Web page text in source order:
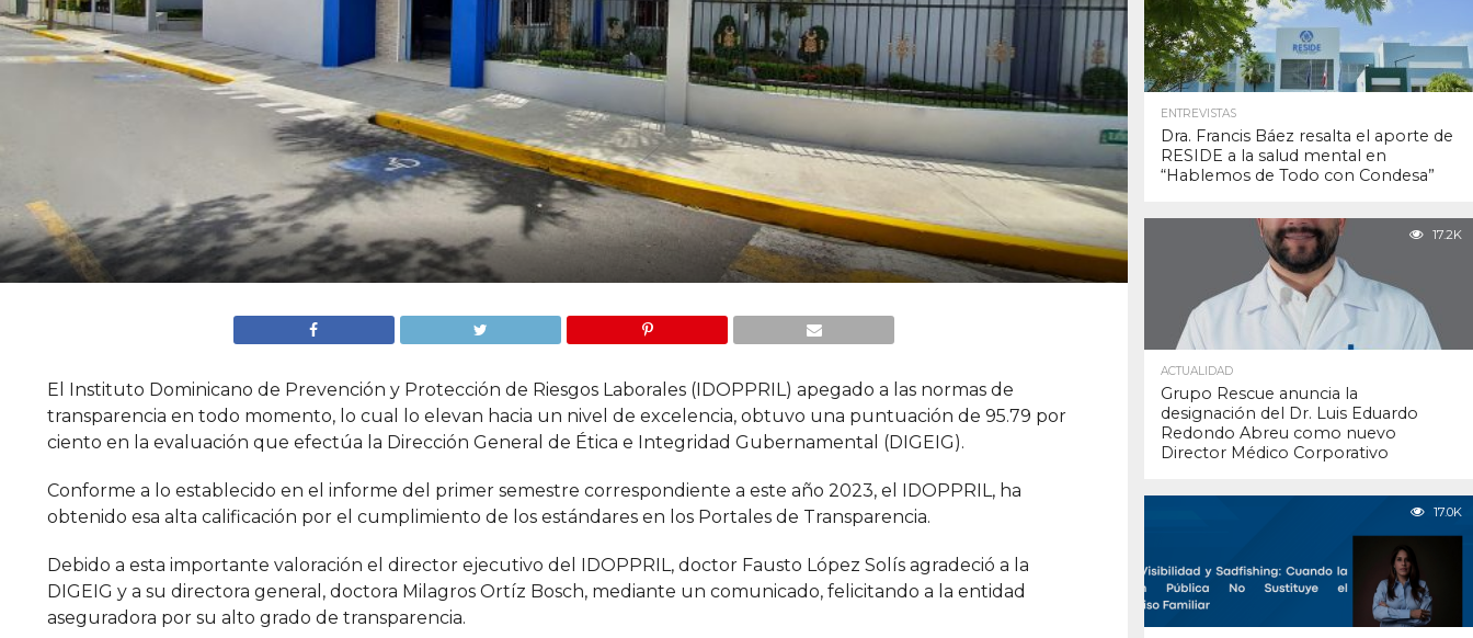
El Instituto Dominicano de Prevención y Protección de Riesgos Laborales (IDOPPRIL) apegado a las normas de
transparencia en todo momento, lo cual lo elevan hacia un nivel de excelencia, obtuvo una puntuación de 95.79 por
ciento en la evaluación que efectúa la Dirección General de Ética e Integridad Gubernamental (DIGEIG).
Conforme a lo establecido en el informe del primer semestre correspondiente a este año 2023, el IDOPPRIL, ha
obtenido esa alta calificación por el cumplimiento de los estándares en los Portales de Transparencia.
Debido a esta importante valoración el director ejecutivo del IDOPPRIL, doctor Fausto López Solís agradeció a la
DIGEIG y a su directora general, doctora Milagros Ortíz Bosch, mediante un comunicado, felicitando a la entidad
aseguradora por su alto grado de transparencia.
ENTREVISTAS
Dra. Francis Báez resalta el aporte de
RESIDE a la salud mental en
“Hablemos de Todo con Condesa”
17.2K
ACTUALIDAD
Grupo Rescue anuncia la
designación del Dr. Luis Eduardo
Redondo Abreu como nuevo
Director Médico Corporativo
17.0K